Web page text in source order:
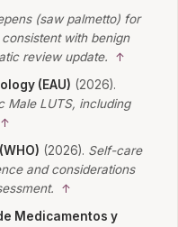
(saw palmetto) for
with benign
review update.
↑
(EAU) (2026).
Male LUTS, including
↑
(2026). Self-care
and considerations
↑
Medicamentos y